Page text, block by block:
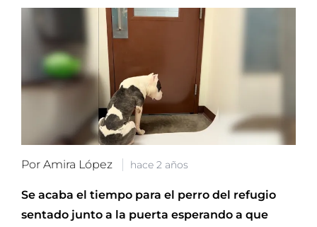
Por Amira López hace 2 años
Se acaba el tiempo para el perro del refugio
sentado junto a la puerta esperando a que